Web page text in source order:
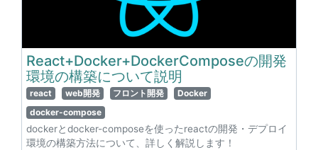
React+Docker+DockerComposeの開発
環境の構築について説明
react web開発 フロント開発
Docker
docker-compose
dockerとdocker-composeを使ったreactの開発・デプロイ
環境の構築方法について、詳しく解説します！